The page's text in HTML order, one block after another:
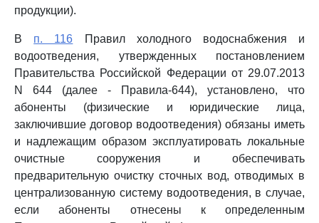
продукции).
В п. 116 Правил холодного водоснабжения и
водоотведения, утвержденных постановлением
Правительства Российской Федерации от 29.07.2013
N 644 (далее - Правила-644), установлено, что
абоненты (физические и юридические лица,
заключившие договор водоотведения) обязаны иметь
и надлежащим образом эксплуатировать локальные
очистные сооружения и обеспечивать
предварительную очистку сточных вод, отводимых в
централизованную систему водоотведения, в случае,
если абоненты отнесены к определенным